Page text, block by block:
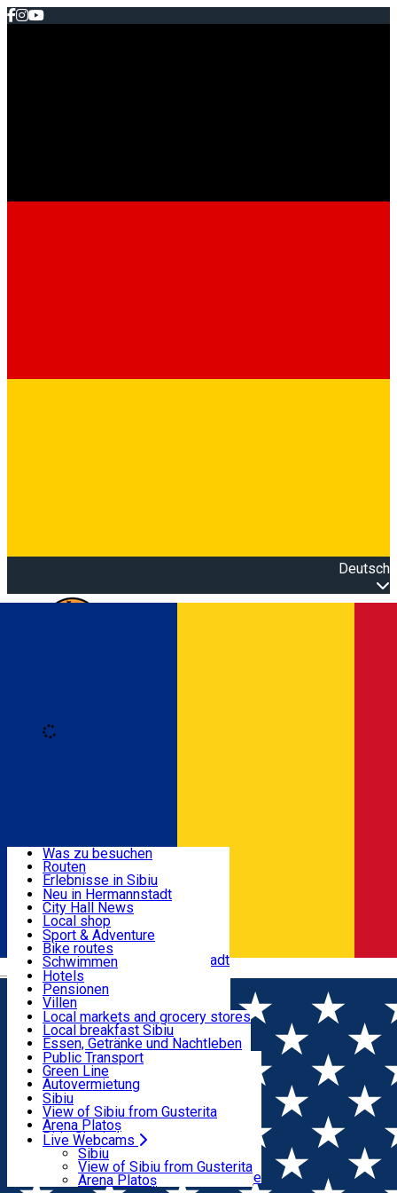
Deutsch
Română
Nützliche informationen
Aktivitäten & Abenteuer
Unterkunft
Essen, Getränke & Nachtleben
Transport & Parken
Live Webcams
Was zu besuchen
Routen
Erlebnisse in Sibiu
Podcast
Kultur
Museen
Kirchen
Parks, Zoo
Im Umkreis von Hermannstadt
Neu in Hermannstadt
City Hall News
Local shop
Sibiu Handwerker
Sibiul Verde
Public services
Bildung
Wie komme ich nach Sibiu?
Touristeninfo
Reiseführer
Guided tours
Local publication
Schönheitssalon
Sport & Adventure
Bike routes
Schwimmen
Reiten
Fitnessstudio
Loc de joacă indoor
Loc de joacă outdoor
Ski
Eislaufen
Yoga
Hotels
Pensionen
Villen
Hostels
Motels
Camping
Zimmer zu vermieten
Wohnungen
Unterkunft außerhalb von Sibiu
Local markets and grocery stores
Local breakfast Sibiu
Essen, Getränke und Nachtleben
Pizza
Fast Food
Kaffeestube
Konditorei
Pub, Bar
Nachtclubs
Bäckerei
Public Transport
Green Line
Autovermietung
Fahrad verleih
Scooter rentals
Taxi
Ride Sharing
Park-Tickets
Parkplätze
Ladestationen für Elektrofahrzeuge
Sibiu
View of Sibiu from Gusterita
Arena Platoș
Live Webcams
Sibiu
View of Sibiu from Gusterita
Arena Platoș
Home Vila